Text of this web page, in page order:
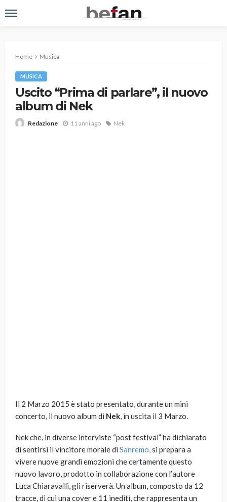
Home Musica
MUSICA
Uscito “Prima di parlare”, il nuovo
album di Nek
Redazione 11 anni ago Nek
Il 2 Marzo 2015 è stato presentato, durante un mini
concerto, il nuovo album di Nek, in uscita il 3 Marzo.
Nek che, in diverse interviste “post festival” ha dichiarato
di sentirsi il vincitore morale di Sanremo,si prepara a
vivere nuove grandi emozioni che certamente questo
nuovo lavoro, prodotto in collaborazione con l’autore
Luca Chiaravalli, gli riserverà. Un album, composto da 12
tracce, di cui una cover e 11 inediti, che rappresenta un